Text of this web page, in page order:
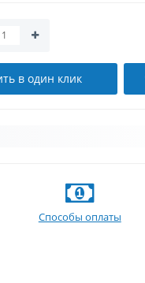
в один клик
Способы оплаты